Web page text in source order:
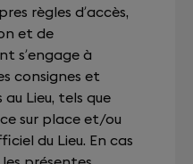
règles d’accès,
et de
s’engage à
consignes et
Lieu, tels que
sur place et/ou
du Lieu. En cas